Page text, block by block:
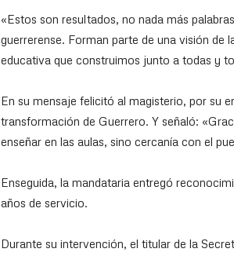
«Estos son resultados, no nada más
guerrerense. Forman parte de una visión de
educativa que construimos junto a todas y
En su mensaje felicitó al magisterio, por su
transformación de Guerrero. Y señaló:
enseñar en las aulas, sino cercanía con el
Enseguida, la mandataria entregó
años de servicio.
Durante su intervención, el titular de la